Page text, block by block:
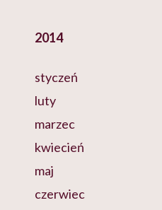
2014
styczeń
luty
marzec
kwiecień
maj
czerwiec